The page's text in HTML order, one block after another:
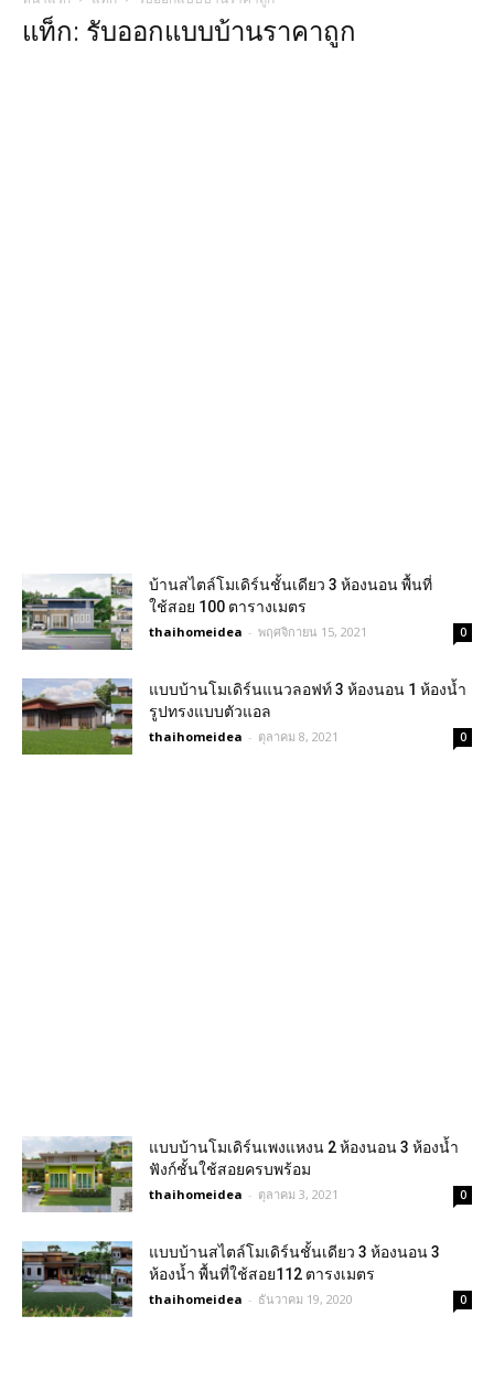
แท็ก: รับออกแบบบ้านราคาถูก
บ้านสไตล์โมเดิร์นชั้นเดียว 3 ห้องนอน พื้นที่
ใช้สอย 100 ตารางเมตร
thaihomeidea - พฤศจิกายน 15, 2021 0
แบบบ้านโมเดิร์นแนวลอฟท์ 3 ห้องนอน 1 ห้องน้ำ
รูปทรงแบบตัวแอล
thaihomeidea - ตุลาคม 8, 2021 0
แบบบ้านโมเดิร์นเพงแหงน 2 ห้องนอน 3 ห้องน้ำ
ฟังก์ชั้นใช้สอยครบพร้อม
thaihomeidea - ตุลาคม 3, 2021 0
แบบบ้านสไตล์โมเดิร์นชั้นเดียว 3 ห้องนอน 3
ห้องน้ำ พื้นที่ใช้สอย112 ตารงเมตร
thaihomeidea - ธันวาคม 19, 2020 0